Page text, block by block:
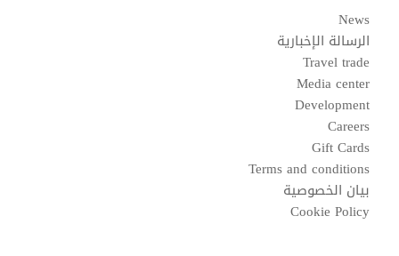
News
الرسالة الإخبارية
Travel trade
Media center
Development
Careers
Gift Cards
Terms and conditions
بيان الخصوصية
Cookie Policy